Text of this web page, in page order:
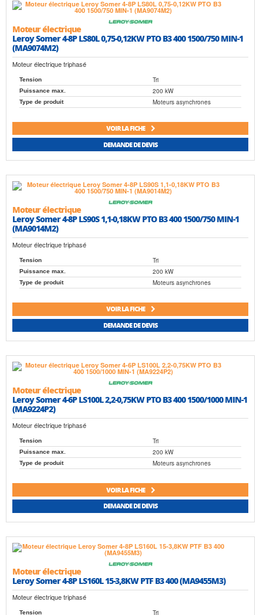
Moteur électrique
Leroy Somer 4-8P LS80L 0,75-0,12KW PTO B3 400 1500/750 MIN-1
(MA9074M2)
Moteur électrique triphasé
Tension Tri
Puissance max. 200 kW
Type de produit Moteurs asynchrones
VOIR LA FICHE
DEMANDE DE DEVIS
Moteur électrique
Leroy Somer 4-8P LS90S 1,1-0,18KW PTO B3 400 1500/750 MIN-1
(MA9014M2)
Moteur électrique triphasé
Tension Tri
Puissance max. 200 kW
Type de produit Moteurs asynchrones
VOIR LA FICHE
DEMANDE DE DEVIS
Moteur électrique
Leroy Somer 4-6P LS100L 2,2-0,75KW PTO B3 400 1500/1000 MIN-1
(MA9224P2)
Moteur électrique triphasé
Tension Tri
Puissance max. 200 kW
Type de produit Moteurs asynchrones
VOIR LA FICHE
DEMANDE DE DEVIS
Moteur électrique
Leroy Somer 4-8P LS160L 15-3,8KW PTF B3 400 (MA9455M3)
Moteur électrique triphasé
Tension Tri